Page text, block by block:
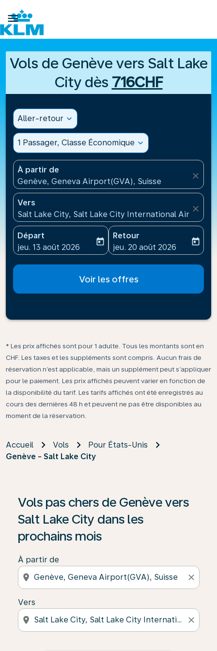

Vols de Genève vers Salt Lake
City dès 716CHF
Aller-retour expand_more
1 Passager, Classe Économique expand_more
À partir de
Genève, Geneva Airport(GVA), Suisse
close
Vers
Salt Lake City, Salt Lake City International
close
Départ
fc-booking-departure-date-aria-label
jeu. 13 août 2026
today
Retour
fc-booking-return-date-
jeu. 20 août 2026
today
Voir les offres
* Les prix affichés sont pour 1 adulte. Tous les montants sont en
CHF. Les taxes et les suppléments sont compris. Aucun frais de
réservation n’est applicable, mais un supplément peut s’appliquer
pour le paiement. Les prix affichés peuvent varier en fonction de
la disponibilité du tarif. Les tarifs affichés ont été enregistrés au
cours des dernières 48 h et peuvent ne pas être disponibles au
moment de la réservation.
Accueil Vols
Pour États-Unis
Genève - Salt Lake City
Vols pas chers de Genève vers
Salt Lake City dans les
prochains mois
À partir de
location_on close
Vers
location_on close